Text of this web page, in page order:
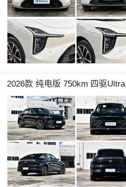
2026款 纯电版 750km 四驱Ultra